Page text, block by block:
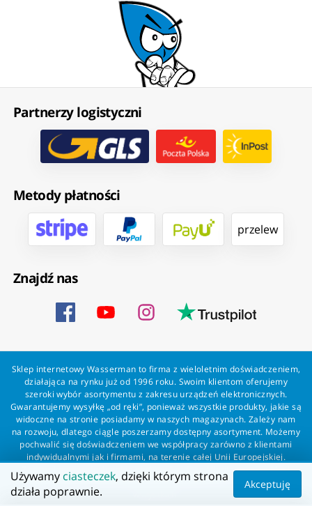
Partnerzy logistyczni
Metody płatności
przelew
Znajdź nas
Sklep internetowy Wasserman to firma z wieloletnim doświadczeniem,
działająca na rynku już od 1996 roku. Swoim klientom oferujemy
szeroki wybór asortymentu z zakresu urządzeń elektronicznych.
Gwarantujemy wysyłkę „od ręki”, ponieważ wszystkie produkty, jakie są
widoczne na stronie posiadamy w naszych magazynach. Zależy nam
na rozwoju, dlatego ciągle poszerzamy dostępny asortyment. Możemy
pochwalić się doświadczeniem we współpracy zarówno z klientami
indywidualnymi jak i firmami, na terenie całej Unii Europejskiej.
Zapewniamy profesjonalną obsługę każdego klienta oraz szybką i
bezproblemową realizację zamówień. Wasserman - wszystko dla
Używamy ciasteczek, dzięki którym strona
działa poprawnie.
Akceptuję